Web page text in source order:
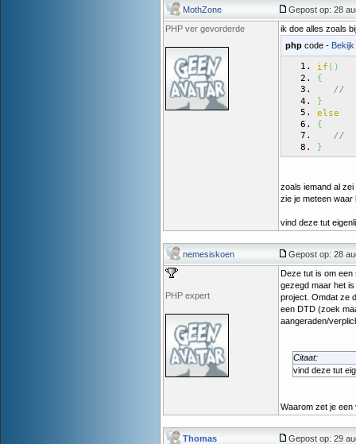
MothZone
Gepost op: 28
PHP ver gevorderde
ik doe alles zoals
php code -
if ( )
{
//
}
else
{
//
}
zoals iemand al
zie je meteen waar
vind deze tut
nemesiskoen Gepost op: 28
PHP expert
Deze tut is om een
gezegd maar het
project. Omdat ze
een DTD (zoek
aangeraden/
Citaat:
vind deze tut
Waarom zet je
Thomas
Gepost op: 29